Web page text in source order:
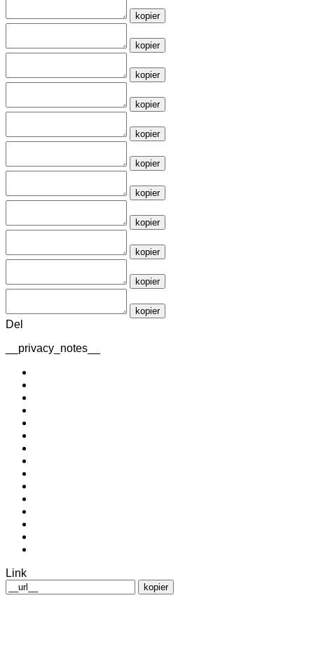
kopier
kopier
kopier
kopier
kopier
kopier
kopier
kopier
kopier
kopier
kopier
Del
__privacy_notes__
Link
kopier